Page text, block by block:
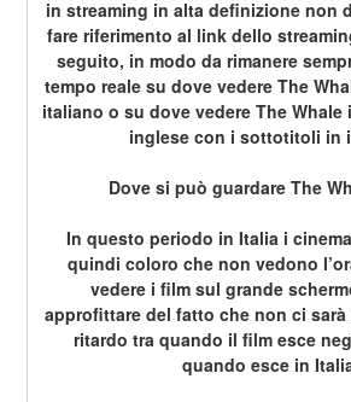
in streaming in alta definizione non
fare riferimento al link dello
seguito, in modo da rimanere
tempo reale su dove vedere The
italiano o su dove vedere The
inglese con i sottotitoli in
Dove si può guardare The
In questo periodo in Italia i
quindi coloro che non vedono
vedere i film sul grande
approfittare del fatto che non ci
ritardo tra quando il film esce
quando esce in